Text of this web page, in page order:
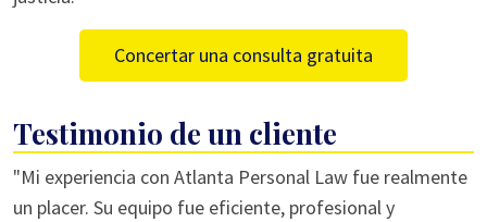
Concertar una consulta gratuita
Testimonio de un cliente
"Mi experiencia con Atlanta Personal Law fue realmente
un placer. Su equipo fue eficiente, profesional y